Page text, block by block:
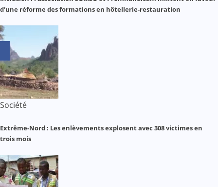
d’une réforme des formations en hôtellerie-restauration
Société
Extrême-Nord : Les enlèvements explosent avec 308 victimes en
trois mois